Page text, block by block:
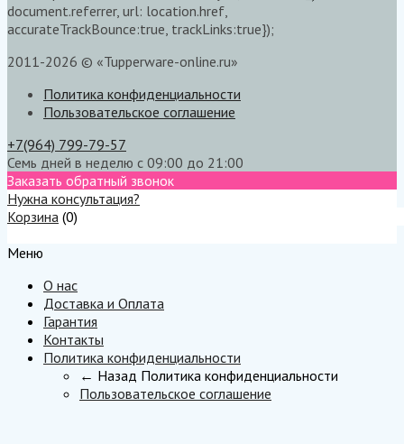
document.referrer, url: location.href,
accurateTrackBounce:true, trackLinks:true});
2011-2026 © «Tupperware-online.ru»
Политика конфиденциальности
Пользовательское соглашение
+7(964) 799-79-57
Семь дней в неделю с 09:00 до 21:00
Заказать обратный звонок
Нужна консультация?
Корзина (0)
Меню
О нас
Доставка и Оплата
Гарантия
Контакты
Политика конфиденциальности
← Назад Политика конфиденциальности
Пользовательское соглашение